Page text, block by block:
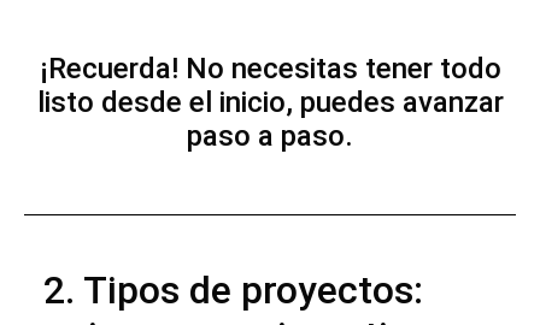
¡Recuerda! No necesitas tener todo
listo desde el inicio, puedes avanzar
paso a paso.
2. Tipos de proyectos: